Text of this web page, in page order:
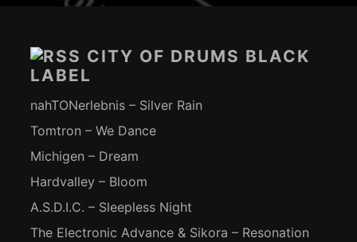
CITY OF DRUMS BLACK
LABEL
nahTONerlebnis – Silver Rain
Tomtron – We Dance
Michigen – Dream
Hardvalley – Bloom
A.S.D.I.C. – Sleepless Night
The Electronic Advance & Sikora – Resonation